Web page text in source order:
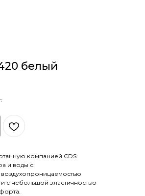
белый
компанией CDS
и воды с
с небольшой эластичностью